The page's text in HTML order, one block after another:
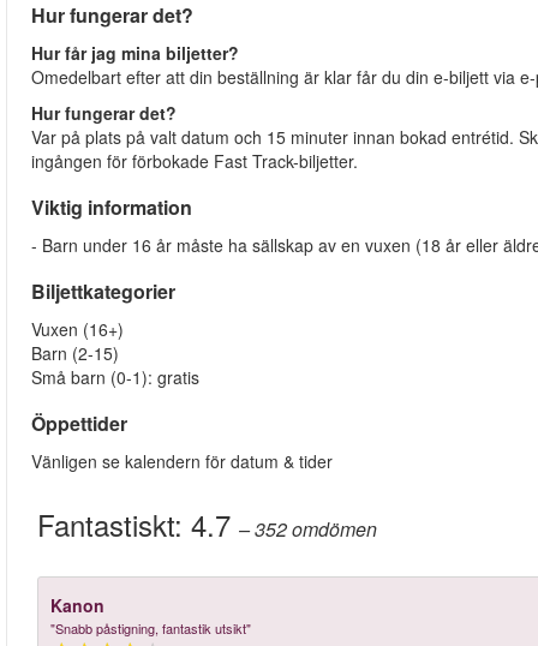
Hur fungerar det?
Hur får jag mina biljetter?
Omedelbart efter att din beställning är klar får du din e-biljett via
Hur fungerar det?
Var på plats på valt datum och 15 minuter innan bokad entrétid.
ingången för förbokade Fast Track-biljetter.
Viktig information
- Barn under 16 år måste ha sällskap av en vuxen (18 år eller
Biljettkategorier
Vuxen (16+)
Barn (2-15)
Små barn (0-1): gratis
Öppettider
Vänligen se kalendern för datum & tider
Fantastiskt: 4.7 – 352omdömen
Kanon
"Snabb påstigning, fantastik utsikt"